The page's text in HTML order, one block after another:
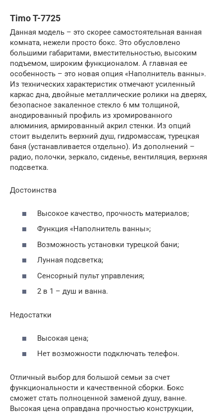
Timo T-7725
Данная модель – это скорее самостоятельная ванная
комната, нежели просто бокс. Это обусловлено
большими габаритами, вместительностью, высоким
подъемом, широким функционалом. А главная ее
особенность – это новая опция «Наполнитель ванны».
Из технических характеристик отмечают усиленный
каркас дна, двойные металлические ролики на дверях,
безопасное закаленное стекло 6 мм толщиной,
анодированный профиль из хромированного
алюминия, армированный акрил стенки. Из опций
стоит выделить верхний душ, гидромассаж, турецкая
баня (устанавливается отдельно). Из дополнений –
радио, полочки, зеркало, сиденье, вентиляция, верхняя
подсветка.
Достоинства
Высокое качество, прочность материалов;
Функция «Наполнитель ванны»;
Возможность установки турецкой бани;
Лунная подсветка;
Сенсорный пульт управления;
2 в 1 – душ и ванна.
Недостатки
Высокая цена;
Нет возможности подключать телефон.
Отличный выбор для большой семьи за счет
функциональности и качественной сборки. Бокс
сможет стать полноценной заменой душу, ванне.
Высокая цена оправдана прочностью конструкции,